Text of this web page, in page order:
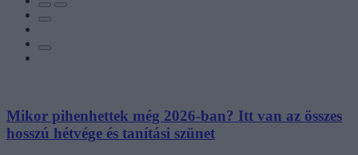
Mikor pihenhettek még 2026-ban? Itt van az összes
hosszú hétvége és tanítási szünet